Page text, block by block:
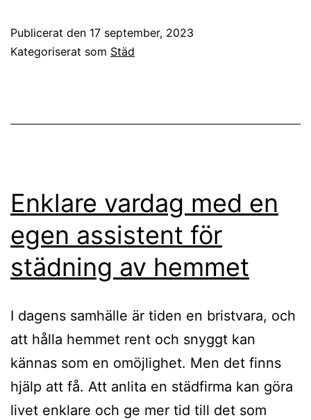
Publicerat den 17 september, 2023
Kategoriserat som Städ
Enklare vardag med en
egen assistent för
städning av hemmet
I dagens samhälle är tiden en bristvara, och
att hålla hemmet rent och snyggt kan
kännas som en omöjlighet. Men det finns
hjälp att få. Att anlita en städfirma kan göra
livet enklare och ge mer tid till det som